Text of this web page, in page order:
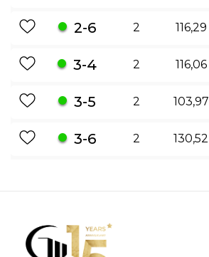
2-6 2 116,29
3-4 2 116,06
3-5 2 103,97
3-6 2 130,52